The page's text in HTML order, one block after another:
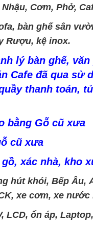
Cơm, Phở,
bàn ghế sân
Rượu, kệ inox.
lý bàn ghế,
Cafe đã qua sử
thanh toán,
bằng Gỗ cũ xưa
cũ xưa
xác nhà, kho
hút khói, Bếp Âu,
xe cơm, xe nước
LCD, ổn áp,